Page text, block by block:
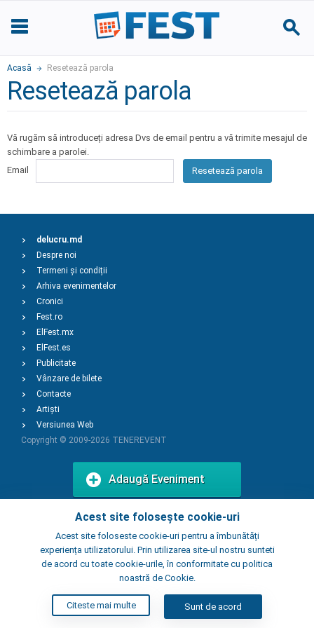
Acasă Resetează parola
Resetează parola
Vă rugăm să introduceți adresa Dvs de email pentru a vă trimite mesajul de
schimbare a parolei.
Email
Resetează parola
Acest site folosește cookie-uri
Acest site foloseste cookie-uri pentru a îmbunătăți
experiența utilizatorului. Prin utilizarea site-ul nostru sunteti
de acord cu toate cookie-urile, în conformitate cu politica
noastră de Cookie.
Citeste mai multe Sunt de acord
delucru.md
Despre noi
Termeni și condiții
Arhiva evenimentelor
Cronici
Fest.ro
ElFest.mx
ElFest.es
Publicitate
Vânzare de bilete
Contacte
Artiști
Versiunea Web
Copyright © 2009-2026 TENEREVENT
Adaugă Eveniment
Adaugă Local